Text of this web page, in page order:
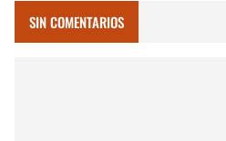
SIN COMENTARIOS